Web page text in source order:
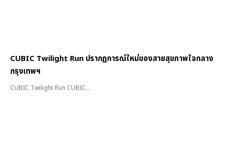
CUBIC Twilight Run ปรากฏการณ์ใหม่ของสายสุขภาพใจกลาง
กรุงเทพฯ
CUBIC Twilight Run CUBIC...